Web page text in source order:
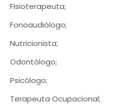
Fisioterapeuta;
Fonoaudiólogo;
Nutricionista;
Odontólogo;
Psicólogo;
Terapeuta Ocupacional;